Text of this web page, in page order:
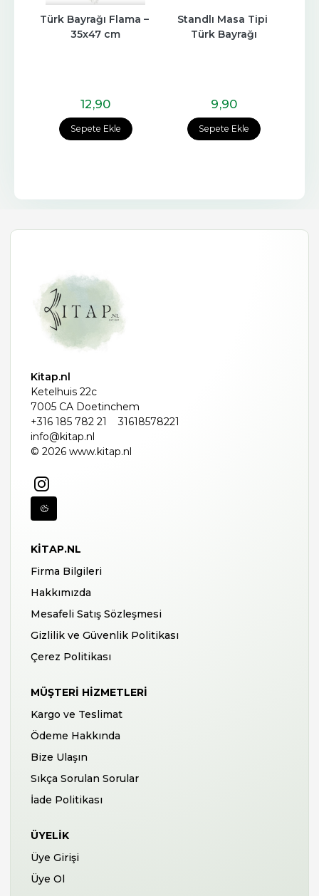
Sepete Ekle
Türk Bayrağı Flama –
35x47 cm
12,90
Sepete Ekle
Standlı Masa Tipi
Türk Bayrağı
9,90
Kitap.nl
Ketelhuis 22c
7005 CA Doetinchem
+316 185 782 21
31618578221
info@kitap.nl
© 2026 www.kitap.nl
KITAP.NL
Firma Bilgileri
Hakkımızda
Mesafeli Satış Sözleşmesi
Gizlilik ve Güvenlik Politikası
Çerez Politikası
MÜŞTERI HIZMETLERI
Kargo ve Teslimat
Ödeme Hakkında
Bize Ulaşın
Sıkça Sorulan Sorular
İade Politikası
ÜYELIK
Üye Girişi
Üye Ol